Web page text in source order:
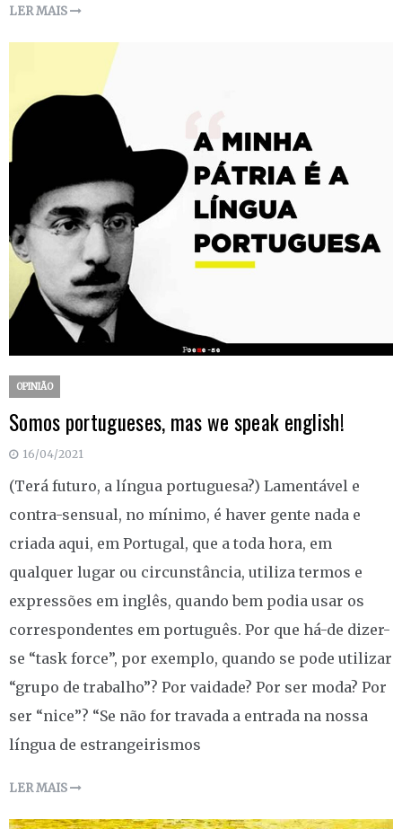
LER MAIS
OPINIÃO
Somos portugueses, mas we speak english!
16/04/2021
(Terá futuro, a língua portuguesa?) Lamentável e
contra-sensual, no mínimo, é haver gente nada e
criada aqui, em Portugal, que a toda hora, em
qualquer lugar ou circunstância, utiliza termos e
expressões em inglês, quando bem podia usar os
correspondentes em português. Por que há-de dizer-
se “task force”, por exemplo, quando se pode utilizar
“grupo de trabalho”? Por vaidade? Por ser moda? Por
ser “nice”? “Se não for travada a entrada na nossa
língua de estrangeirismos
LER MAIS